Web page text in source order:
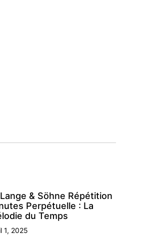
& Söhne Répétition
Perpétuelle : La
du Temps
1, 2025